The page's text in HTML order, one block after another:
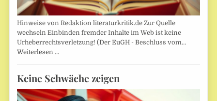
Hinweise von Redaktion literaturkritik.de Zur Quelle
wechseln Einbinden fremder Inhalte im Web ist keine
Urheberrechtsverletzung! (Der EuGH - Beschluss vom…
Weiterlesen …
Keine Schwäche zeigen